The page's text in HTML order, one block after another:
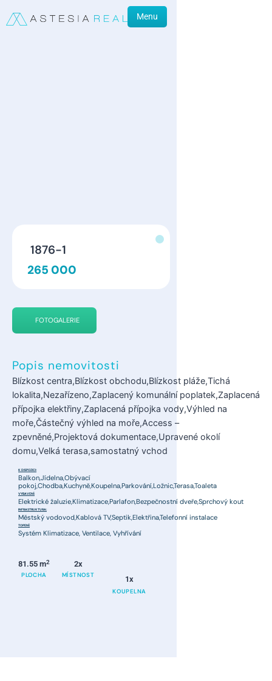
Menu
1876-1
265 000
FOTOGALERIE
Popis nemovitosti
Blízkost centra,Blízkost obchodu,Blízkost pláže,Tichá
lokalita,Nezařízeno,Zaplacený komunální poplatek,Zaplacená
přípojka elektřiny,Zaplacená přípojka vody,Výhled na
moře,Částečný výhled na moře,Access –
zpevněné,Projektová dokumentace,Upravené okolí
domu,Velká terasa,samostatný vchod
K DISPOZICI:
Balkon,Jídelna,Obývací
pokoj,Chodba,Kuchyně,Koupelna,Parkování,Ložnic,Terasa,Toaleta
VYBAVENÍ:
Elektrické žaluzie,Klimatizace,Parlafon,Bezpečnostní dveře,Sprchový kout
INFRASTRUKTURA:
Městský vodovod,Kablová TV,Septik,Elektřina,Telefonní instalace
TOPENÍ:
Systém Klimatizace, Ventilace, Vyhřívání
81.55 m2
PLOCHA
2x
MÍSTNOST 1x
KOUPELNA